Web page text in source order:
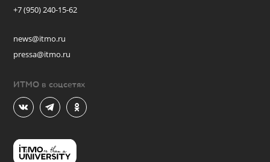
+7 (950) 240-15-62
news@itmo.ru
pressa@itmo.ru
ИТМО в соцсетях